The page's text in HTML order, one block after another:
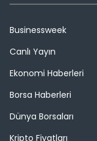
Businessweek
Canlı Yayın
Ekonomi Haberleri
Borsa Haberleri
Dünya Borsaları
Kripto Fiyatları